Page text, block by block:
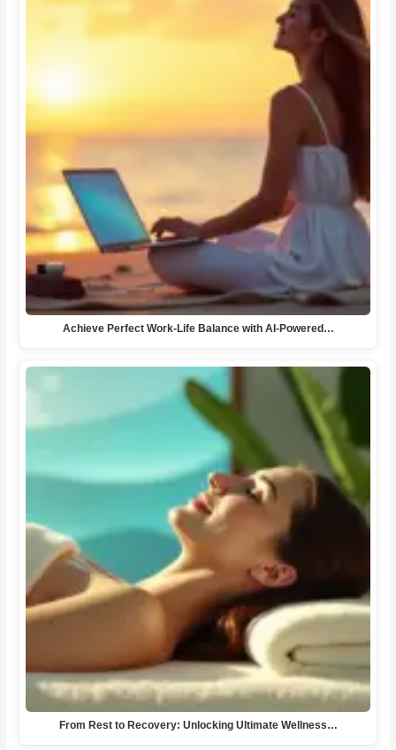
Achieve Perfect Work-Life Balance with AI-Powered…
From Rest to Recovery: Unlocking Ultimate Wellness…